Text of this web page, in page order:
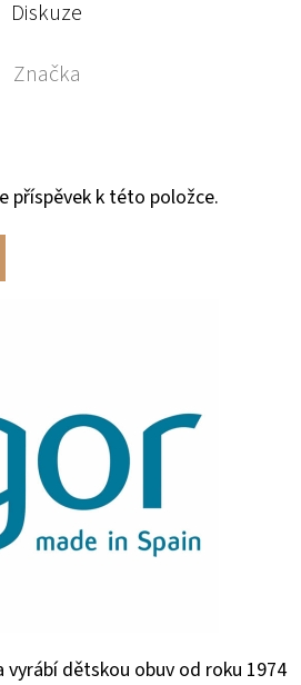
Diskuze
Značka
příspěvek k této položce.
vyrábí dětskou obuv od roku 1974